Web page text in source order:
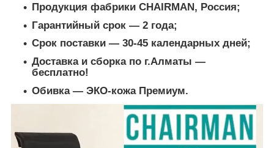
Продукция фабрики CHAIRMAN, Россия;
Гарантийный срок ― 2 года;
Срок поставки ― 30-45 календарных дней;
Доставка и сборка по г.Алматы ―
бесплатно!
Обивка ― ЭКО-кожа Премиум.